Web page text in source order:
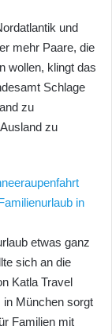
und
mehr Paare, die
wollen, klingt das
Schlage
zu
zu
in
etwas ganz
sich an die
Katla Travel
München sorgt
Familien mit